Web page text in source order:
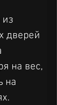
дверей
на вес,
на